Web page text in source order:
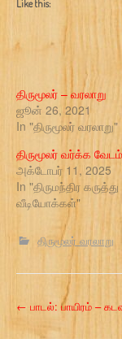
Like this:
திருமூலர் – வரலாறு
ஜூன் 26, 2021
In "திருமூலர் வரலாறு"
திருமூலர் வர்க்க வேடம்
அக்டோபர் 11, 2025
In "திருமந்திர கருத்து
வீடியோக்கள்"
திருமூலர் வரலாறு
P
← பாடல்: பாயிரம் –